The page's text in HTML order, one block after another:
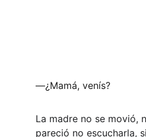
―¿Mamá, venís?
La madre no se movió,
pareció no escucharla,